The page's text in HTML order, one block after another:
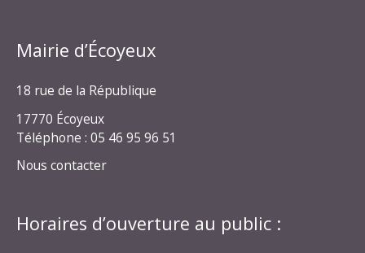
Mairie d’Écoyeux
18 rue de la République
17770 Écoyeux
Téléphone : 05 46 95 96 51
Nous contacter
Horaires d’ouverture au public :